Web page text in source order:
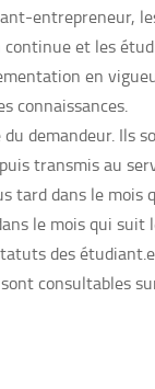
entrepreneur,
et les
en
connaissances.
demandeur. Ils
transmis au
tard dans le mois
le mois qui suit
des
sont consultables